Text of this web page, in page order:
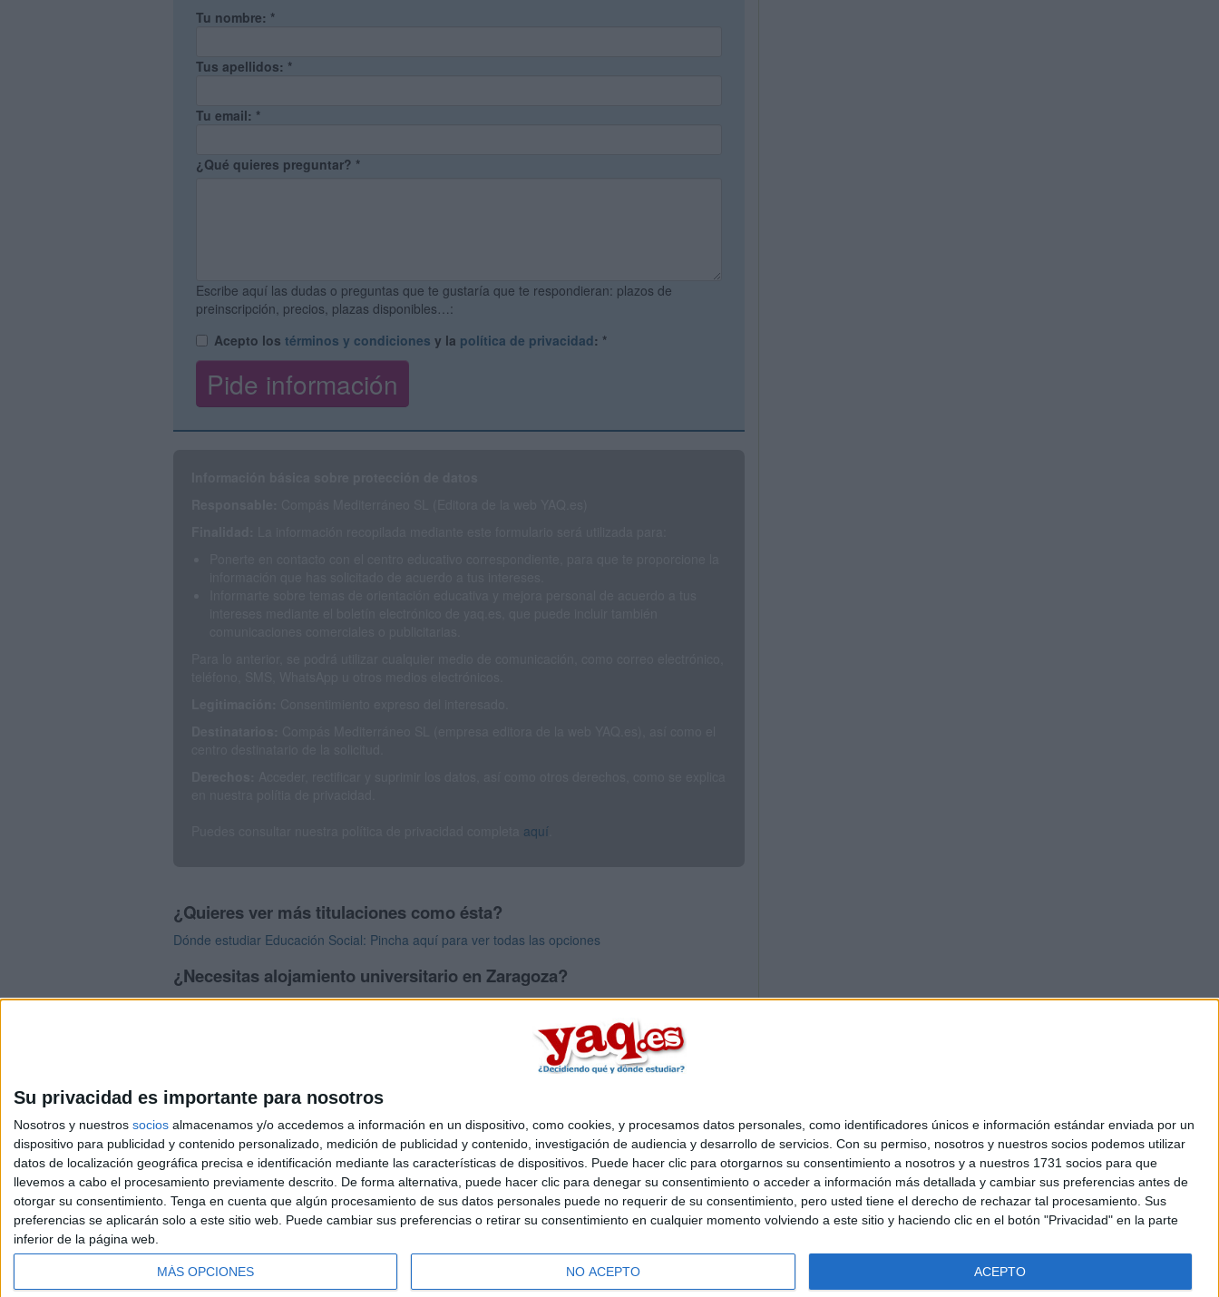
Su privacidad es importante para nosotros
Nosotros y nuestros socios almacenamos y/o accedemos a información en un dispositivo, como cookies, y procesamos datos personales, como identificadores únicos e información estándar enviada por un
dispositivo para publicidad y contenido personalizado, medición de publicidad y contenido, investigación de audiencia y desarrollo de servicios. Con su permiso, nosotros y nuestros socios podemos utilizar
datos de localización geográfica precisa e identificación mediante las características de dispositivos. Puede hacer clic para otorgarnos su consentimiento a nosotros y a nuestros 1731 socios para que
llevemos a cabo el procesamiento previamente descrito. De forma alternativa, puede hacer clic para denegar su consentimiento o acceder a información más detallada y cambiar sus preferencias antes de
otorgar su consentimiento. Tenga en cuenta que algún procesamiento de sus datos personales puede no requerir de su consentimiento, pero usted tiene el derecho de rechazar tal procesamiento. Sus
preferencias se aplicarán solo a este sitio web. Puede cambiar sus preferencias o retirar su consentimiento en cualquier momento volviendo a este sitio y haciendo clic en el botón "Privacidad" en la parte
inferior de la página web.
MÁS OPCIONES NO ACEPTO ACEPTO
Tu nombre: *
Tus apellidos: *
Tu email: *
¿Qué quieres preguntar? *
Escribe aquí las dudas o preguntas que te gustaría que te respondieran: plazos de
preinscripción, precios, plazas disponibles…:
Acepto los términos y condiciones y la política de privacidad: *
aquí
¿Quieres ver más titulaciones como ésta?
Dónde estudiar Educación Social: Pincha aquí para ver todas las opciones
¿Necesitas alojamiento universitario en Zaragoza?
>> Residencias de estudiantes y colegios mayores en Zaragoza
Quiénes somos|Contactar|Anúnciate
Aviso legal|Politica de privacidad|Condiciones generales|Política de cookies
© 2003-2026Compás Mediterráneo S.L.- Diego de León 47 - 28006 Madrid [ESPAÑA] - Tel. +34 91 593 2767